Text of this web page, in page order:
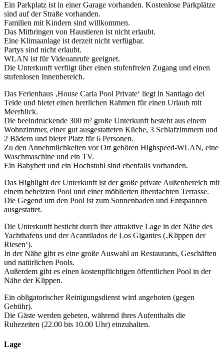
Ein Parkplatz ist in einer Garage vorhanden. Kostenlose Parkplätze
sind auf der Straße vorhanden.
Familien mit Kindern sind willkommen.
Das Mitbringen von Haustieren ist nicht erlaubt.
Eine Klimaanlage ist derzeit nicht verfügbar.
Partys sind nicht erlaubt.
WLAN ist für Videoanrufe geeignet.
Die Unterkunft verfügt über einen stufenfreien Zugang und einen
stufenlosen Innenbereich.
Das Ferienhaus ‚House Carla Pool Private‘ liegt in Santiago del
Teide und bietet einen herrlichen Rahmen für einen Urlaub mit
Meerblick.
Die beeindruckende 300 m² große Unterkunft besteht aus einem
Wohnzimmer, einer gut ausgestatteten Küche, 3 Schlafzimmern und
2 Bädern und bietet Platz für 6 Personen.
Zu den Annehmlichkeiten vor Ort gehören Highspeed-WLAN, eine
Waschmaschine und ein TV.
Ein Babybett und ein Hochstuhl sind ebenfalls vorhanden.
Das Highlight der Unterkunft ist der große private Außenbereich mit
einem beheizten Pool und einer möblierten überdachten Terrasse.
Die Gegend um den Pool ist zum Sonnenbaden und Entspannen
ausgestattet.
Die Unterkunft besticht durch ihre attraktive Lage in der Nähe des
Yachthafens und der Acantilados de Los Gigantes (‚Klippen der
Riesen‘).
In der Nähe gibt es eine große Auswahl an Restaurants, Geschäften
und natürlichen Pools.
Außerdem gibt es einen kostenpflichtigen öffentlichen Pool in der
Nähe der Klippen.
Ein obligatorischer Reinigungsdienst wird angeboten (gegen
Gebühr).
Die Gäste werden gebeten, während ihres Aufenthalts die
Ruhezeiten (22.00 bis 10.00 Uhr) einzuhalten.
Lage